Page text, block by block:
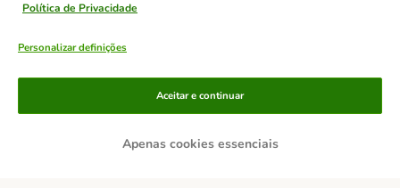
Métodos de pagamento
Transferência
Política de Privacidade
Personalizar definições
Apenas cookies essenciais
Aceitar e continuar